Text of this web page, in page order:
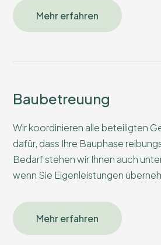
Mehr erfahren
Baubetreuung
Wir koordinieren alle beteiligten
dafür, dass Ihre Bauphase
Bedarf stehen wir Ihnen auch
wenn Sie Eigenleistungen
Mehr erfahren